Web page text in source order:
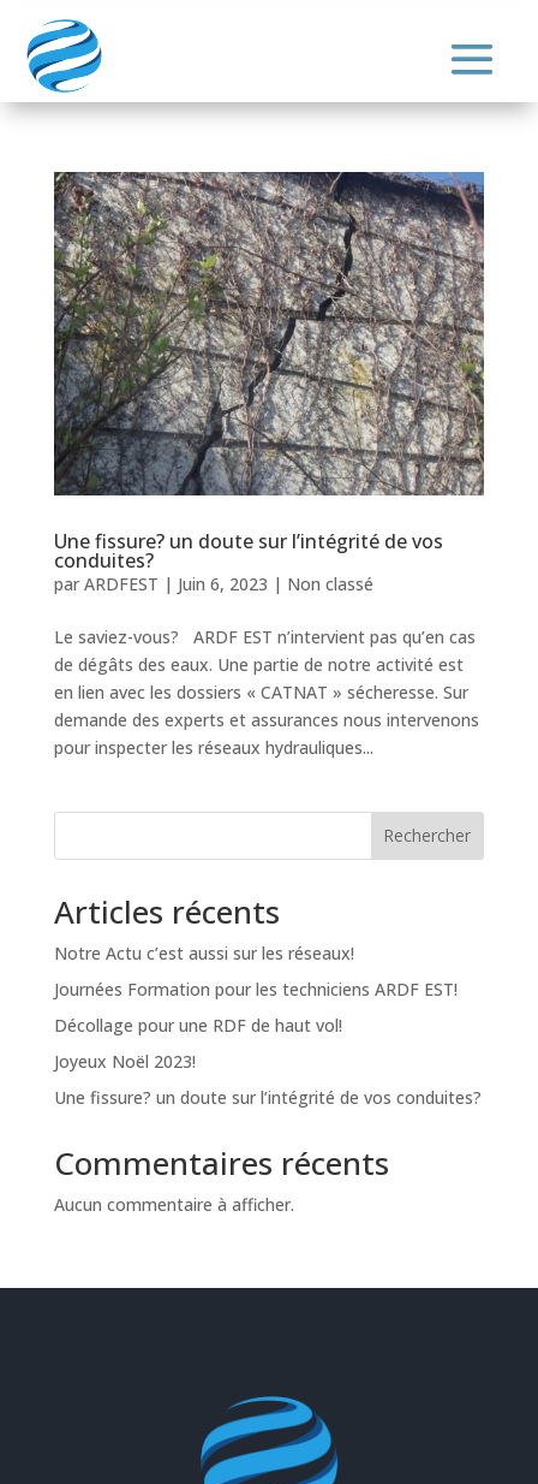
Une fissure? un doute sur l’intégrité de vos
conduites?
par ARDFEST | Juin 6, 2023 | Non classé
Le saviez-vous? ARDF EST n’intervient pas qu’en cas
de dégâts des eaux. Une partie de notre activité est
en lien avec les dossiers « CATNAT » sécheresse. Sur
demande des experts et assurances nous intervenons
pour inspecter les réseaux hydrauliques...
Rechercher
Articles récents
Notre Actu c’est aussi sur les réseaux!
Journées Formation pour les techniciens ARDF EST!
Décollage pour une RDF de haut vol!
Joyeux Noël 2023!
Une fissure? un doute sur l’intégrité de vos conduites?
Commentaires récents
Aucun commentaire à afficher.